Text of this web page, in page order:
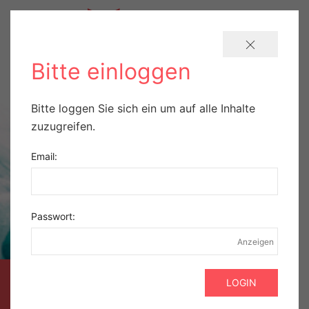
AUSZUG AUS DER
Bitte einloggen
Bitte loggen Sie sich ein um auf alle Inhalte
zuzugreifen.
Email:
Passwort:
Anzeigen